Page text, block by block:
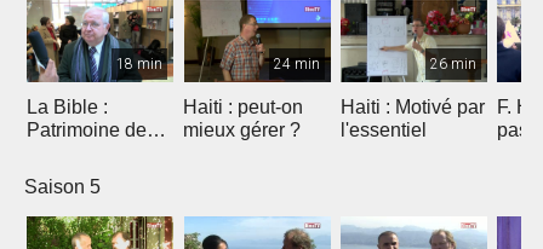
18 min
La Bible :
Patrimoine de
Marseille
24 min
Haiti : peut-on
mieux gérer ?
26 min
Haiti : Motivé par
l'essentiel
F.
pas
Saison 5